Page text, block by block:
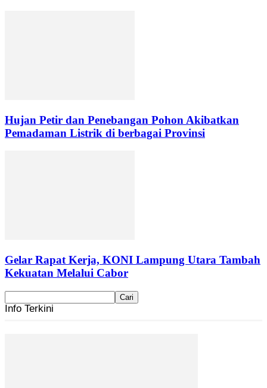
Hujan Petir dan Penebangan Pohon Akibatkan
Pemadaman Listrik di berbagai Provinsi
Gelar Rapat Kerja, KONI Lampung Utara Tambah
Kekuatan Melalui Cabor
Info Terkini